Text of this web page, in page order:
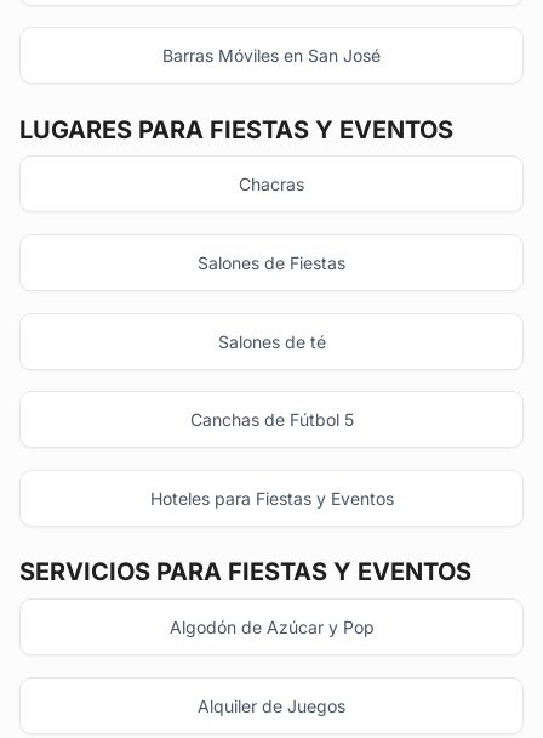
Barras Móviles en San José
LUGARES PARA FIESTAS Y EVENTOS
Chacras
Salones de Fiestas
Salones de té
Canchas de Fútbol 5
Hoteles para Fiestas y Eventos
SERVICIOS PARA FIESTAS Y EVENTOS
Algodón de Azúcar y Pop
Alquiler de Juegos